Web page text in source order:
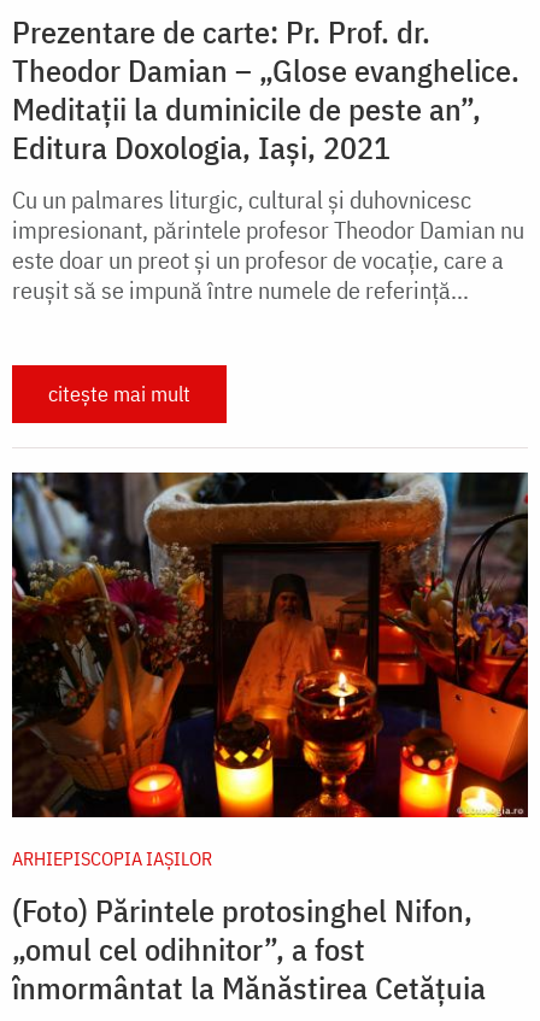
Prezentare de carte: Pr. Prof. dr.
Theodor Damian – „Glose evanghelice.
Meditații la duminicile de peste an”,
Editura Doxologia, Iași, 2021
Cu un palmares liturgic, cultural și duhovnicesc
impresionant, părintele profesor Theodor Damian nu
este doar un preot și un profesor de vocație, care a
reușit să se impună între numele de referință...
citește mai mult
ARHIEPISCOPIA IAŞILOR
(Foto) Părintele protosinghel Nifon,
„omul cel odihnitor”, a fost
înmormântat la Mănăstirea Cetăţuia